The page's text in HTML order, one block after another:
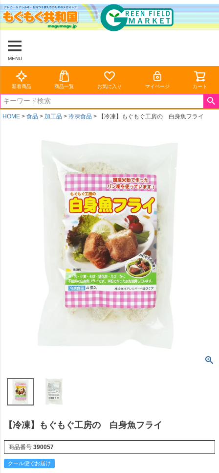
MENU
新着商品 商品一覧 お気に入り マイページ カート
HOME 食品 加工品 冷凍食品 【冷凍】もぐもぐ工房の 白身魚フライ
【冷凍】もぐもぐ工房の 白身魚フライ
商品番号 390057
クール便でお届け